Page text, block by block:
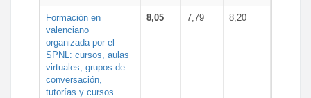
Formación en
valenciano
organizada por el
SPNL: cursos, aulas
virtuales, grupos de
conversación,
tutorías y cursos
8,05 7,79 8,20